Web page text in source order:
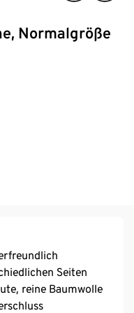
Normalgröße
Seiten
reine Baumwolle